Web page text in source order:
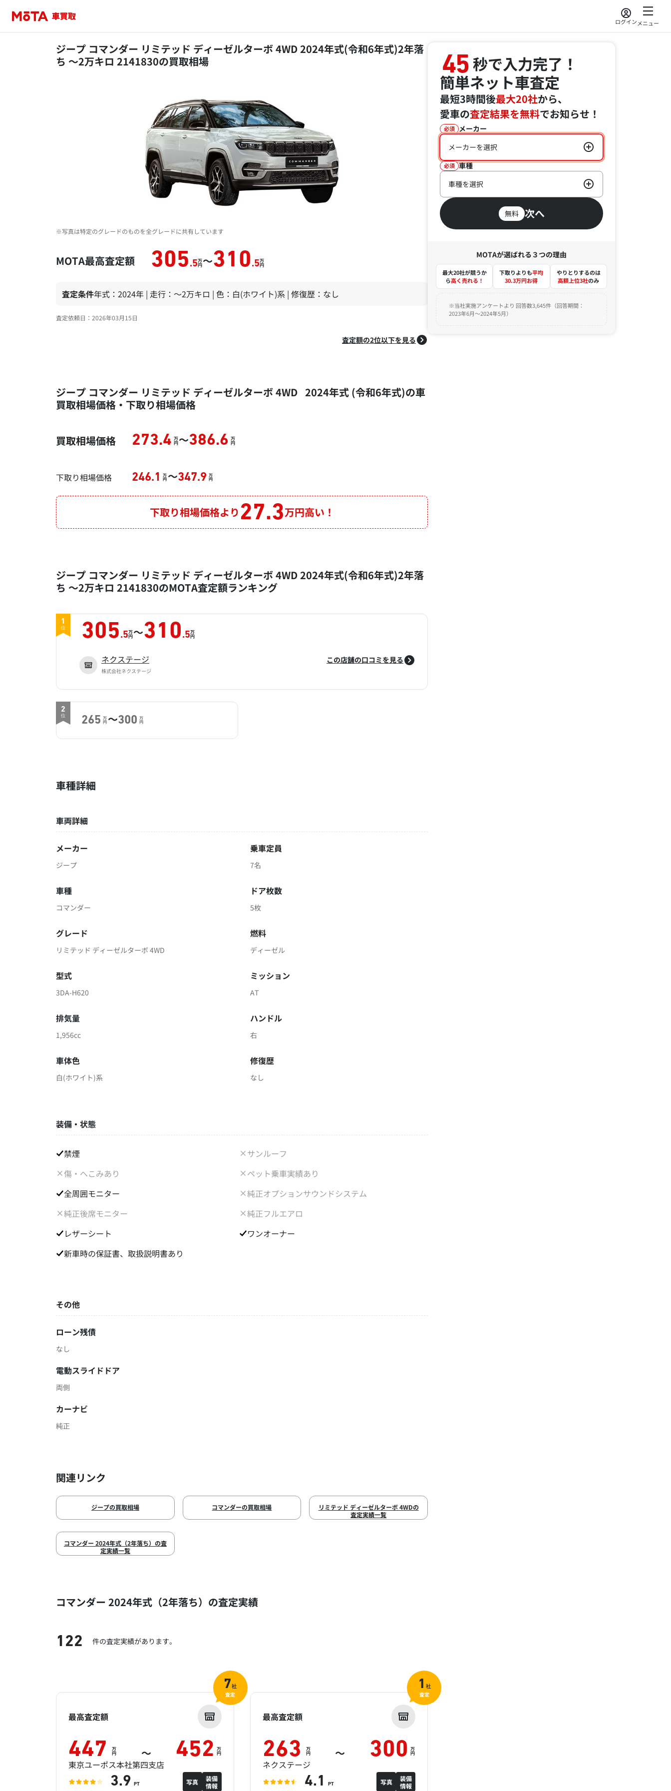
ログインメニュー
ジープ コマンダー リミテッド ディーゼルターボ 4WD 2024年式(令和6年式)2年落
ち ～2万キロ 2141830の買取相場
※写真は特定のグレードのものを全グレードに共有しています
MOTA最高査定額 305 .5万
円～310 .5万
円
査定条件年式：2024年 | 走行：～2万キロ | 色：白(ホワイト)系 | 修復歴：なし
査定依頼日：2026年03月15日
査定額の2位以下を見る
ジープ コマンダー リミテッド ディーゼルターボ 4WD 2024年式 (令和6年式)の車
買取相場価格・下取り相場価格
買取相場価格 273.4 万
円～386.6 万
円
下取り相場価格 246.1 万
円 ～347.9 万
円
下取り相場価格より 27.3万円高い！
ジープ コマンダー リミテッド ディーゼルターボ 4WD 2024年式(令和6年式)2年落
ち ～2万キロ 2141830のMOTA査定額ランキング
1
位 305 .5万
円～310 .5万
円
ネクステージ
株式会社ネクステージ
この店舗の口コミを見る
2
位 265 万
円 ～300 万
円
車種詳細
車両詳細
メーカー
ジープ
乗車定員
7名
車種
コマンダー
ドア枚数
5枚
グレード
リミテッド ディーゼルターボ 4WD
燃料
ディーゼル
型式
3DA-H620
ミッション
AT
排気量
1,956cc
ハンドル
右
車体色
白(ホワイト)系
修復歴
なし
装備・状態
禁煙
サンルーフ
傷・へこみあり
ペット乗車実績あり
全周囲モニター
純正オプションサウンドシステム
純正後席モニター
純正フルエアロ
レザーシート
ワンオーナー
新車時の保証書、取扱説明書あり
その他
ローン残債
なし
電動スライドドア
両側
カーナビ
純正
関連リンク
ジープの買取相場 コマンダーの買取相場
リミテッド ディーゼルターボ 4WDの
査定実績一覧
コマンダー 2024年式（2年落ち）の査
定実績一覧
コマンダー 2024年式（2年落ち）の査定実績
122 件の査定実績があります。
最高査定額
447 万
円 ～ 452 万
円
東京ユーポス本社第四支店
3.9 PT 写真
装備
情報
7社
査定
最高査定額
263 万
円 ～ 300 万
円
ネクステージ
4.1 PT 写真
装備
情報
1 社
査定
45秒で入力完了！
簡単ネット車査定
最短3時間後最大20社から、
愛車の査定結果を無料でお知らせ！
必須 メーカー
メーカーを選択
必須 車種
車種を選択
無料 次へ
MOTAが選ばれる３つの理由
最大20社が競うか
ら高く売れる！
下取りよりも平均
30.3万円お得
やりとりするのは
高額上位3社のみ
※当社実施アンケートより 回答数3,645件（回答期間：
2023年6月～2024年5月）